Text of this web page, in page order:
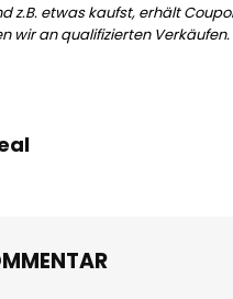
z.B. etwas kaufst, erhält
wir an qualifizierten